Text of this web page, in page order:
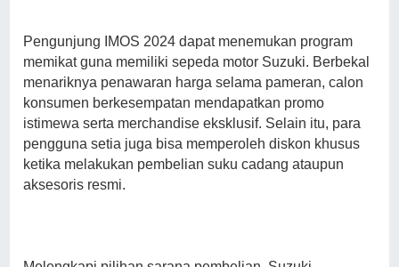
Pengunjung IMOS 2024 dapat menemukan program
memikat guna memiliki sepeda motor Suzuki. Berbekal
menariknya penawaran harga selama pameran, calon
konsumen berkesempatan mendapatkan promo
istimewa serta merchandise eksklusif. Selain itu, para
pengguna setia juga bisa memperoleh diskon khusus
ketika melakukan pembelian suku cadang ataupun
aksesoris resmi.